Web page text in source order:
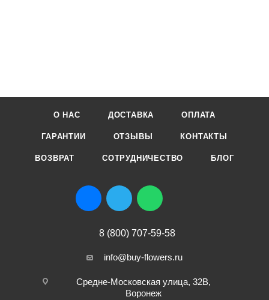
О НАС ДОСТАВКА ОПЛАТА
ГАРАНТИИ ОТЗЫВЫ КОНТАКТЫ
ВОЗВРАТ СОТРУДНИЧЕСТВО БЛОГ
8 (800) 707-59-58
info@buy-flowers.ru
Средне-Московская улица, 32В,
Воронеж